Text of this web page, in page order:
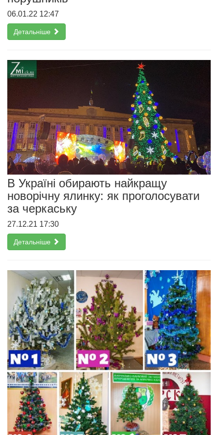
06.01.22 12:47
Детальніше
В Україні обирають найкращу
новорічну ялинку: як проголосувати
за черкаську
27.12.21 17:30
Детальніше